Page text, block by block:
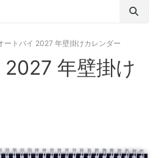
ートバイ 2027 年壁掛けカレンダー
年壁掛け